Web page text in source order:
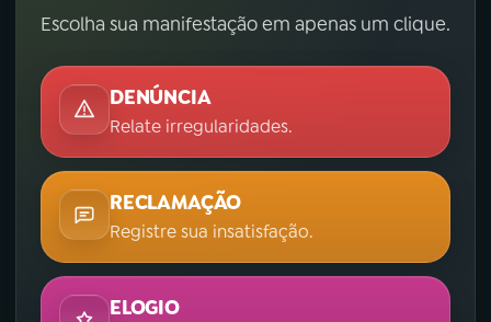
Escolha sua manifestação em apenas um clique.
DENÚNCIA
Relate irregularidades.
RECLAMAÇÃO
Registre sua insatisfação.
ELOGIO